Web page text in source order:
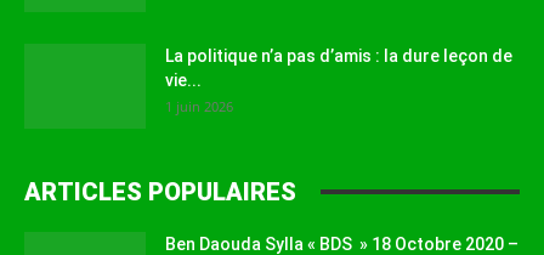
La politique n’a pas d’amis : la dure leçon de
vie...
1 juin 2026
ARTICLES POPULAIRES
Ben Daouda Sylla « BDS » 18 Octobre 2020 –